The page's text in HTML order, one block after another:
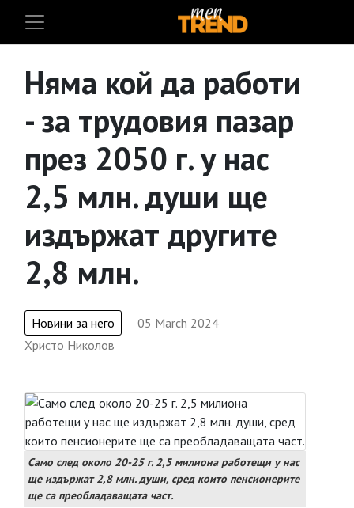
Няма кой да работи
- за трудовия пазар
през 2050 г. у нас
2,5 млн. души ще
издържат другите
2,8 млн.
Новини за него
05 March 2024
Христо Николов
Само след около 20-25 г. 2,5 милиона работещи у нас
ще издържат 2,8 млн. души, сред които пенсионерите
ще са преобладаващата част.